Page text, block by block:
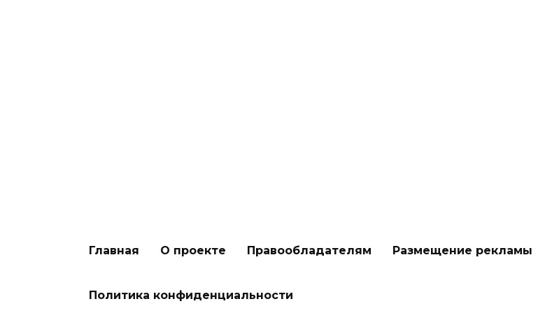
Главная
О проекте Правообладателям Размещение рекламы
Политика конфиденциальности